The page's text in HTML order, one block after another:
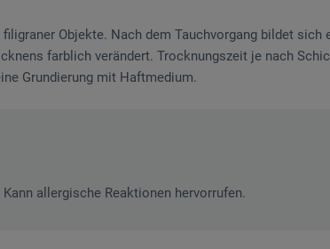
Objekte. Nach dem Tauchvorgang bildet sich
farblich verändert. Trocknungszeit je nach
Grundierung mit Haftmedium.
allergische Reaktionen hervorrufen.